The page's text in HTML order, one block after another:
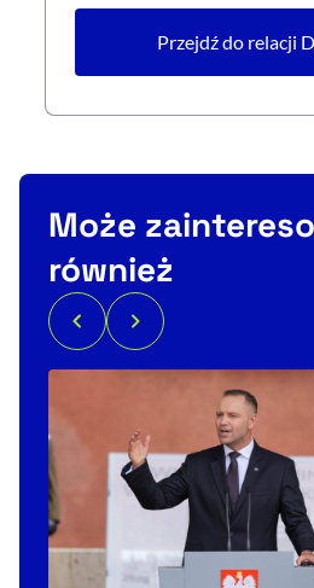
Przejdź do relacji
Może
również